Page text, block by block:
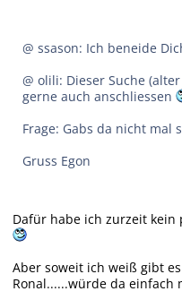
@ ssason: Ich beneide
@ olili: Dieser Suche
gerne auch anschliessen
Frage: Gabs da nicht mal
Gruss Egon
Dafür habe ich zurzeit kein
Aber soweit ich weiß gibt
Ronal......würde da einfach